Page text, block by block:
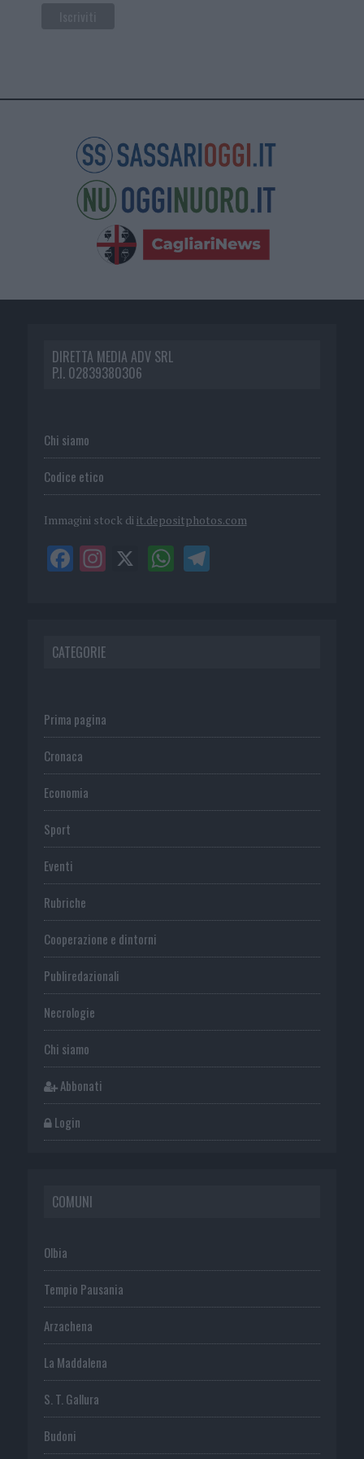
DIRETTA MEDIA ADV SRL
P.I. 02839380306
Chi siamo
Codice etico
Immagini stock di it.depositphotos.com
CATEGORIE
Prima pagina
Cronaca
Economia
Sport
Eventi
Rubriche
Cooperazione e dintorni
Publiredazionali
Necrologie
Chi siamo
Abbonati
Login
COMUNI
Olbia
Tempio Pausania
Arzachena
La Maddalena
S. T. Gallura
Budoni